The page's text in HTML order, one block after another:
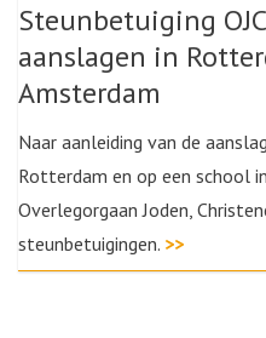
Steunbetuiging
aanslagen in
Amsterdam
Naar aanleiding van de
Rotterdam en op een school
Overlegorgaan Joden,
steunbetuigingen. >>